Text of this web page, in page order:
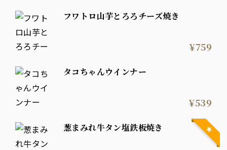
フワトロ山芋とろろチーズ焼き
¥759
タコちゃんウインナー
¥539
葱まみれ牛タン塩鉄板焼き